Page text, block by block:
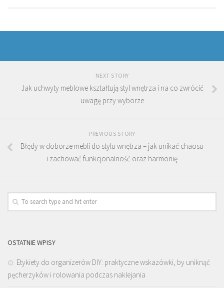
NEXT STORY
Jak uchwyty meblowe kształtują styl wnętrza i na co zwrócić
uwagę przy wyborze
PREVIOUS STORY
Błędy w doborze mebli do stylu wnętrza – jak unikać chaosu
i zachować funkcjonalność oraz harmonię
OSTATNIE WPISY
Etykiety do organizerów DIY: praktyczne wskazówki, by uniknąć
pęcherzyków i rolowania podczas naklejania